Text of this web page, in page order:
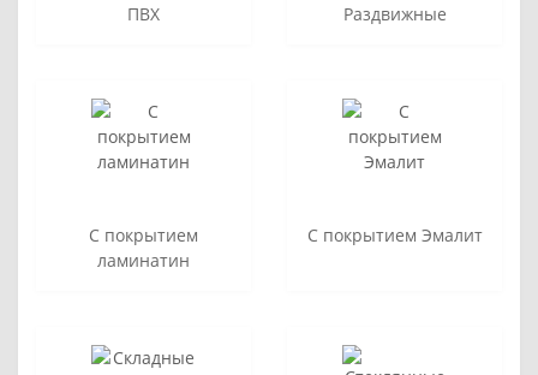
ПВХ Раздвижные
С покрытием
ламинатин
С покрытием Эмалит